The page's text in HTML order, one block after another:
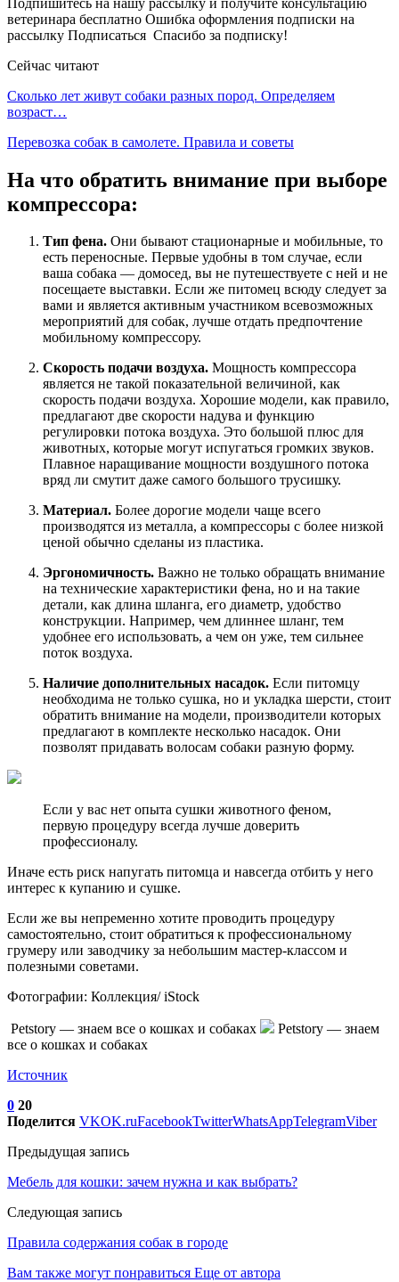
ветеринара бесплатно Ошибка оформления подписки на
рассылку Подписаться Спасибо за подписку!
Сейчас читают
Сколько лет живут собаки разных пород. Определяем
возраст…
Перевозка собак в самолете. Правила и советы
На что обратить внимание при выборе
компрессора:
Тип фена. Они бывают стационарные и мобильные, то
есть переносные. Первые удобны в том случае, если
ваша собака — домосед, вы не путешествуете с ней и не
посещаете выставки. Если же питомец всюду следует за
вами и является активным участником всевозможных
мероприятий для собак, лучше отдать предпочтение
мобильному компрессору.
Скорость подачи воздуха. Мощность компрессора
является не такой показательной величиной, как
скорость подачи воздуха. Хорошие модели, как правило,
предлагают две скорости надува и функцию
регулировки потока воздуха. Это большой плюс для
животных, которые могут испугаться громких звуков.
Плавное наращивание мощности воздушного потока
вряд ли смутит даже самого большого трусишку.
Материал. Более дорогие модели чаще всего
производятся из металла, а компрессоры с более низкой
ценой обычно сделаны из пластика.
Эргономичность. Важно не только обращать внимание
на технические характеристики фена, но и на такие
детали, как длина шланга, его диаметр, удобство
конструкции. Например, чем длиннее шланг, тем
удобнее его использовать, а чем он уже, тем сильнее
поток воздуха.
Наличие дополнительных насадок. Если питомцу
необходима не только сушка, но и укладка шерсти, стоит
обратить внимание на модели, производители которых
предлагают в комплекте несколько насадок. Они
позволят придавать волосам собаки разную форму.
Если у вас нет опыта сушки животного феном,
первую процедуру всегда лучше доверить
профессионалу.
Иначе есть риск напугать питомца и навсегда отбить у него
интерес к купанию и сушке.
Если же вы непременно хотите проводить процедуру
самостоятельно, стоит обратиться к профессиональному
грумеру или заводчику за небольшим мастер-классом и
полезными советами.
Фотографии: Коллекция/ iStock
Petstory — знаем все о кошках и собаках
Petstory — знаем
все о кошках и собаках
Источник
0 20
Поделится VKOK.ruFacebookTwitterWhatsAppTelegramViber
Предыдущая запись
Мебель для кошки: зачем нужна и как выбрать?
Следующая запись
Правила содержания собак в городе
Вам также могут понравиться Еще от автора